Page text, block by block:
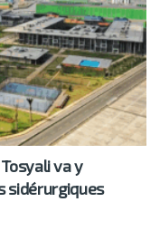
va y
sidérurgiques